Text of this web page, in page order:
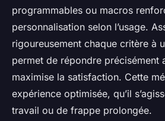
programmables ou macros
personnalisation selon l’usage.
rigoureusement chaque critère à
permet de répondre précisément
maximise la satisfaction. Cette
expérience optimisée, qu’il
travail ou de frappe prolongée.